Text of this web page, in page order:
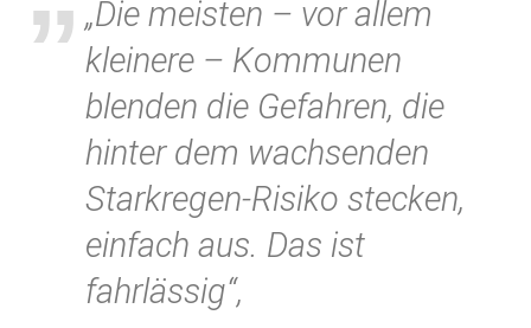
„Die meisten – vor allem
kleinere – Kommunen
blenden die Gefahren, die
hinter dem wachsenden
Starkregen-Risiko stecken,
einfach aus. Das ist
fahrlässig“,